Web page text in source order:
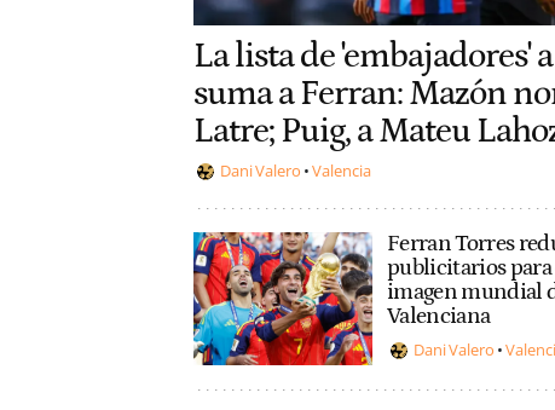
La lista de 'embajadores'
suma a Ferran: Mazón
Latre; Puig, a Mateu
Dani Valero Valencia
Ferran Torres
publicitarios
imagen mundial
Valenciana
Dani Valero